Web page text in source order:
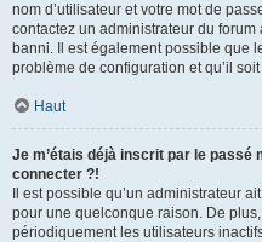
nom d’utilisateur et votre mot de
contactez un administrateur du
banni. Il est également possible que
problème de configuration et qu’il
Haut
Je m’étais déjà inscrit par le passé
connecter ?!
Il est possible qu’un administrateur
pour une quelconque raison. De
périodiquement les utilisateurs